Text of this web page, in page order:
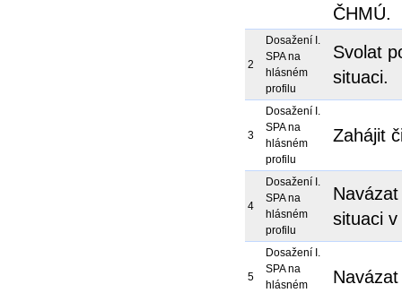
ČHMÚ.
2
Dosažení I.
SPA na
hlásném
profilu
Svolat
situaci.
3
Dosažení I.
SPA na
hlásném
profilu
Zahájit
4
Dosažení I.
SPA na
hlásném
profilu
situaci
5
Dosažení I.
SPA na
hlásném